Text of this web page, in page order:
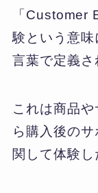
「Customer
験という意味
言葉で定義さ
これは商品
ら購入後の
関して体験し